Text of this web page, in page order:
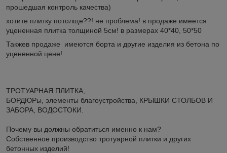
прошедшая контроль качества)
хотите плитку потолще??! не проблема! в продаже имеется
уцененная плитка толщиной 5см! в размерах 40*40, 50*50
Такжев продаже имеются борта и другие изделия из бетона по
уцененной цене!
ТРОТУАРНАЯ ПЛИТКА,
БОРДЮРы, элементы благоустройства, КРЫШКИ СТОЛБОВ И
ЗАБОРА, ВОДОСТОКИ.
Почему вы должны обратиться именно к нам?
Собственное производство тротуарной плитки и других
бетонных изделий!